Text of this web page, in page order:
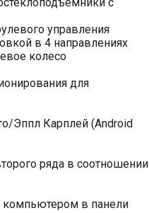
управления
в 4 направлениях
колесо
для
Эппл Карплей (Android
ряда в соотношении
в панели